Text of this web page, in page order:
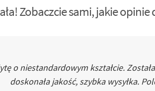
Zobaczcie sami, jakie
o niestandardowym kształcie.
doskonała jakość, szybka wysyłka.